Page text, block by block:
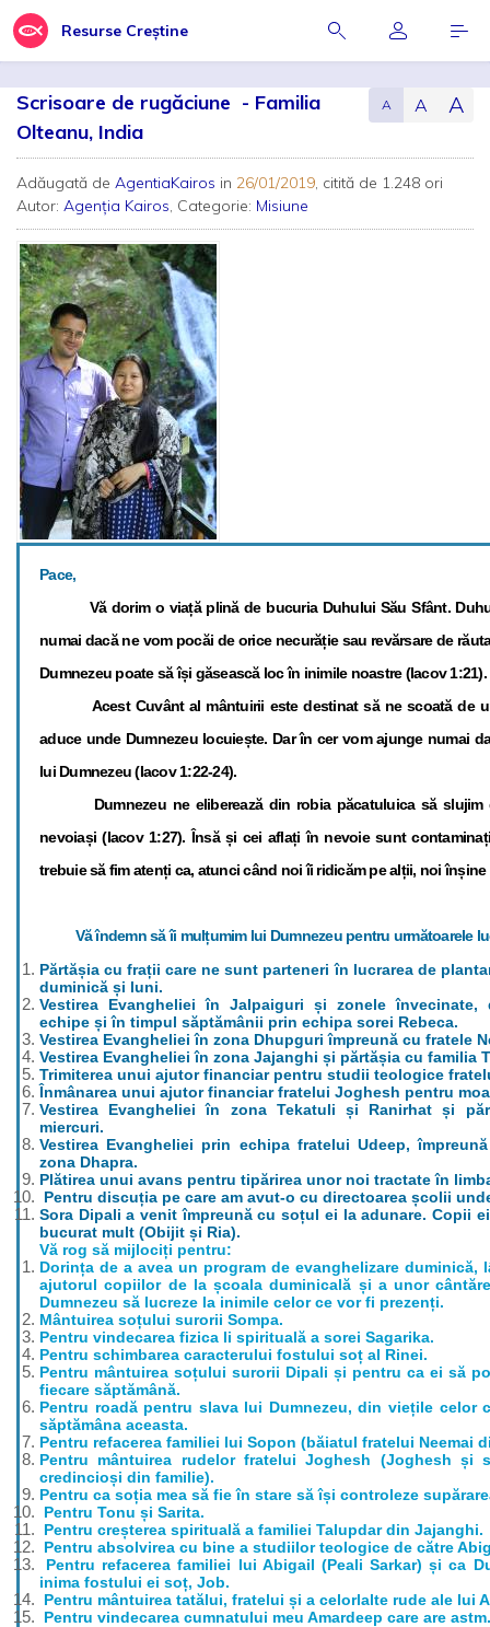
Resurse Creștine
Scrisoare de rugăciune - Familia
Olteanu, India
A A A
Adăugată de AgentiaKairos in 26/01/2019, citită de 1.248 ori
Autor: Agenţia Kairos, Categorie: Misiune
Pace,
Vă dorim o viață plină de bucuria Duhului Său Sfânt.
numai dacă ne vom pocăi de orice necurăție sau revărsare de
Dumnezeu poate să își găsească loc în inimile noastre (Iacov 1:21).
Acest Cuvânt al mântuirii este destinat să ne scoată de
aduce unde Dumnezeu locuiește. Dar în cer vom ajunge numai
lui Dumnezeu (Iacov 1:22-24).
Dumnezeu ne eliberează din robia păcatuluica să slujim
nevoiași (Iacov 1:27). Însă și cei aflați în nevoie sunt
trebuie să fim atenți ca, atunci când noi îi ridicăm pe alții, noi înșine
Vă îndemn să îi mulțumim lui Dumnezeu pentru următoarele
Părtășia cu frații care ne sunt parteneri în lucrarea de
duminică și luni.
Vestirea Evangheliei în Jalpaiguri și zonele învecinate,
echipe și în timpul săptămânii prin echipa sorei Rebeca.
Vestirea Evangheliei în zona Dhupguri împreună cu fratele
Vestirea Evangheliei în zona Jajanghi și părtășia cu familia
Trimiterea unui ajutor financiar pentru studii teologice
Înmânarea unui ajutor financiar fratelui Joghesh pentru
Vestirea Evangheliei în zona Tekatuli și Ranirhat și
miercuri.
Vestirea Evangheliei prin echipa fratelui Udeep,
zona Dhapra.
Plătirea unui avans pentru tipărirea unor noi tractate în
Pentru discuția pe care am avut-o cu directoarea școlii
Sora Dipali a venit împreună cu soțul ei la adunare. Copii
bucurat mult (Obijit și Ria).
Vă rog să mijlociți pentru:
Dorința de a avea un program de evanghelizare duminică,
ajutorul copiilor de la școala duminicală și a unor
Dumnezeu să lucreze la inimile celor ce vor fi prezenți.
Mântuirea soțului surorii Sompa.
Pentru vindecarea fizica li spirituală a sorei Sagarika.
Pentru schimbarea caracterului fostului soț al Rinei.
Pentru mântuirea soțului surorii Dipali și pentru ca ei să
fiecare săptămână.
Pentru roadă pentru slava lui Dumnezeu, din viețile celor
săptămâna aceasta.
Pentru refacerea familiei lui Sopon (băiatul fratelui Neemai
Pentru mântuirea rudelor fratelui Joghesh (Joghesh
credincioși din familie).
Pentru ca soția mea să fie în stare să își controleze
Pentru Tonu și Sarita.
Pentru creșterea spirituală a familiei Talupdar din Jajanghi.
Pentru absolvirea cu bine a studiilor teologice de către
Pentru refacerea familiei lui Abigail (Peali Sarkar) și ca
inima fostului ei soț, Job.
Pentru mântuirea tatălui, fratelui și a celorlalte rude ale lui
Pentru vindecarea cumnatului meu Amardeep care are astm.